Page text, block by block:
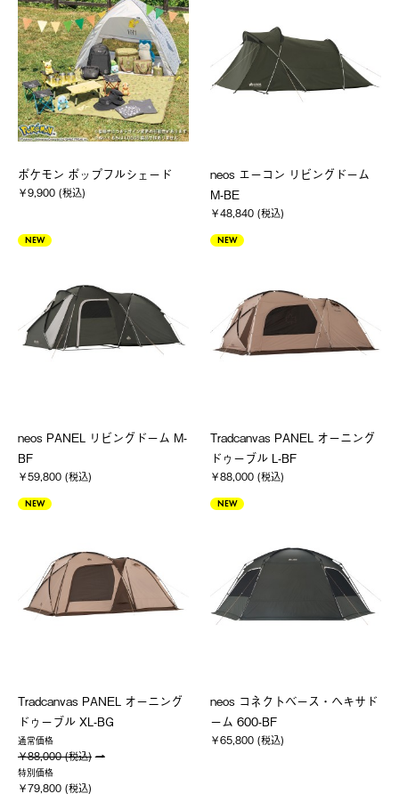
ポケモン ポップフルシェード
￥9,900 (税込)
neos エーコン リビングドーム
M-BE
￥48,840 (税込)
NEW
neos PANEL リビングドーム M-
BF
￥59,800 (税込)
NEW
Tradcanvas PANEL オーニング
ドゥーブル L-BF
￥88,000 (税込)
NEW
Tradcanvas PANEL オーニング
ドゥーブル XL-BG
通常価格
￥88,000 (税込)
特別価格
￥79,800 (税込)
NEW
neos コネクトベース・ヘキサド
ーム 600-BF
￥65,800 (税込)